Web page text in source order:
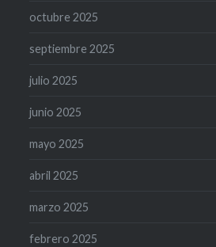
octubre 2025
septiembre 2025
julio 2025
junio 2025
mayo 2025
abril 2025
marzo 2025
febrero 2025